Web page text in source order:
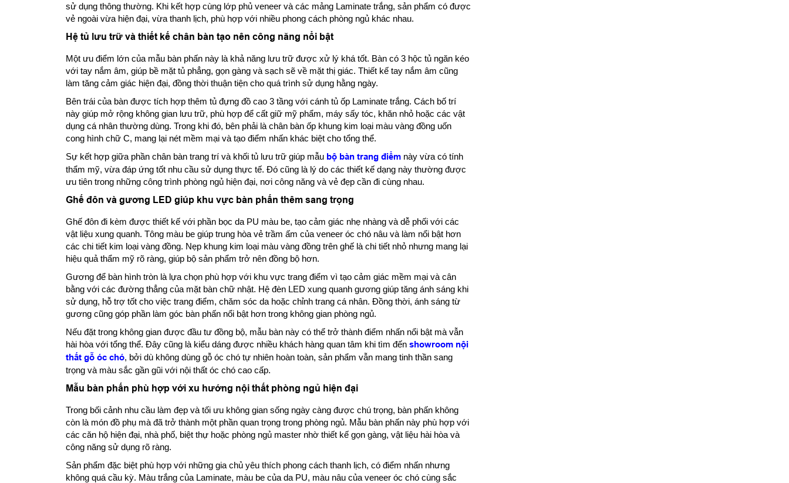
sử dụng thông thường. Khi kết hợp cùng lớp phủ veneer và các mảng Laminate trắng, sản phẩm có được
vẻ ngoài vừa hiện đại, vừa thanh lịch, phù hợp với nhiều phong cách phòng ngủ khác nhau.
Hệ tủ lưu trữ và thiết kế chân bàn tạo nên công năng nổi bật
Một ưu điểm lớn của mẫu bàn phấn này là khả năng lưu trữ được xử lý khá tốt. Bàn có 3 hộc tủ ngăn kéo
với tay nắm âm, giúp bề mặt tủ phẳng, gọn gàng và sạch sẽ về mặt thị giác. Thiết kế tay nắm âm cũng
làm tăng cảm giác hiện đại, đồng thời thuận tiện cho quá trình sử dụng hằng ngày.
Bên trái của bàn được tích hợp thêm tủ đựng đồ cao 3 tầng với cánh tủ ốp Laminate trắng. Cách bố trí
này giúp mở rộng không gian lưu trữ, phù hợp để cất giữ mỹ phẩm, máy sấy tóc, khăn nhỏ hoặc các vật
dụng cá nhân thường dùng. Trong khi đó, bên phải là chân bàn ốp khung kim loại màu vàng đồng uốn
cong hình chữ C, mang lại nét mềm mại và tạo điểm nhấn khác biệt cho tổng thể.
Sự kết hợp giữa phần chân bàn trang trí và khối tủ lưu trữ giúp mẫu bộ bàn trang điểm này vừa có tính
thẩm mỹ, vừa đáp ứng tốt nhu cầu sử dụng thực tế. Đó cũng là lý do các thiết kế dạng này thường được
ưu tiên trong những công trình phòng ngủ hiện đại, nơi công năng và vẻ đẹp cần đi cùng nhau.
Ghế đôn và gương LED giúp khu vực bàn phấn thêm sang trọng
Ghế đôn đi kèm được thiết kế với phần bọc da PU màu be, tạo cảm giác nhẹ nhàng và dễ phối với các
vật liệu xung quanh. Tông màu be giúp trung hòa vẻ trầm ấm của veneer óc chó nâu và làm nổi bật hơn
các chi tiết kim loại vàng đồng. Nẹp khung kim loại màu vàng đồng trên ghế là chi tiết nhỏ nhưng mang lại
hiệu quả thẩm mỹ rõ ràng, giúp bộ sản phẩm trở nên đồng bộ hơn.
Gương để bàn hình tròn là lựa chọn phù hợp với khu vực trang điểm vì tạo cảm giác mềm mại và cân
bằng với các đường thẳng của mặt bàn chữ nhật. Hệ đèn LED xung quanh gương giúp tăng ánh sáng khi
sử dụng, hỗ trợ tốt cho việc trang điểm, chăm sóc da hoặc chỉnh trang cá nhân. Đồng thời, ánh sáng từ
gương cũng góp phần làm góc bàn phấn nổi bật hơn trong không gian phòng ngủ.
Nếu đặt trong không gian được đầu tư đồng bộ, mẫu bàn này có thể trở thành điểm nhấn nổi bật mà vẫn
hài hòa với tổng thể. Đây cũng là kiểu dáng được nhiều khách hàng quan tâm khi tìm đến showroom nội
thất gỗ óc chó, bởi dù không dùng gỗ óc chó tự nhiên hoàn toàn, sản phẩm vẫn mang tinh thần sang
trọng và màu sắc gần gũi với nội thất óc chó cao cấp.
Mẫu bàn phấn phù hợp với xu hướng nội thất phòng ngủ hiện đại
Trong bối cảnh nhu cầu làm đẹp và tối ưu không gian sống ngày càng được chú trọng, bàn phấn không
còn là món đồ phụ mà đã trở thành một phần quan trọng trong phòng ngủ. Mẫu bàn phấn này phù hợp với
các căn hộ hiện đại, nhà phố, biệt thự hoặc phòng ngủ master nhờ thiết kế gọn gàng, vật liệu hài hòa và
công năng sử dụng rõ ràng.
Sản phẩm đặc biệt phù hợp với những gia chủ yêu thích phong cách thanh lịch, có điểm nhấn nhưng
không quá cầu kỳ. Màu trắng của Laminate, màu be của da PU, màu nâu của veneer óc chó cùng sắc